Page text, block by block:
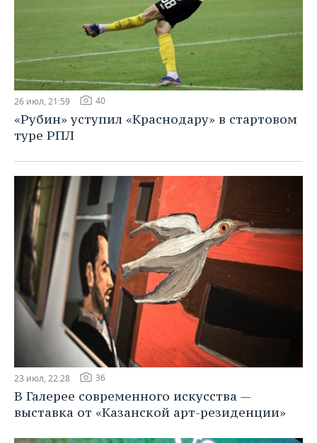
26 июл, 21:59 40
«Рубин» уступил «Краснодару» в стартовом
туре РПЛ
23 июл, 22:28 36
В Галерее современного искусства —
выставка от «Казанской арт-резиденции»